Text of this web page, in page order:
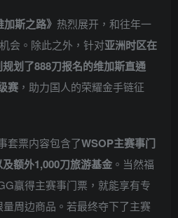
加斯之路》 热烈展开，和往年一
会。除此之外，针对亚洲时区在
划了888刀报名的维加斯直通
赛 ，助力国人的荣耀金手链征
套票内容包含了WSOP主赛事门
额外1,000刀旅游基金 。当然福
赢得主赛事门票，就能享有专
周边商品。若最终夺下了主赛